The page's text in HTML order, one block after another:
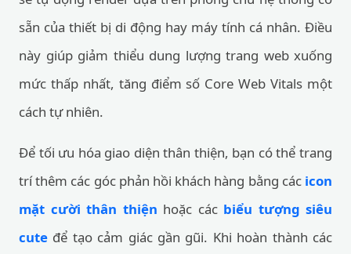
sẵn của thiết bị di động hay máy tính cá nhân. Điều
này giúp giảm thiểu dung lượng trang web xuống
mức thấp nhất, tăng điểm số Core Web Vitals một
cách tự nhiên.
Để tối ưu hóa giao diện thân thiện, bạn có thể trang
trí thêm các góc phản hồi khách hàng bằng các icon
mặt cười thân thiện hoặc các biểu tượng siêu
cute để tạo cảm giác gần gũi. Khi hoàn thành các